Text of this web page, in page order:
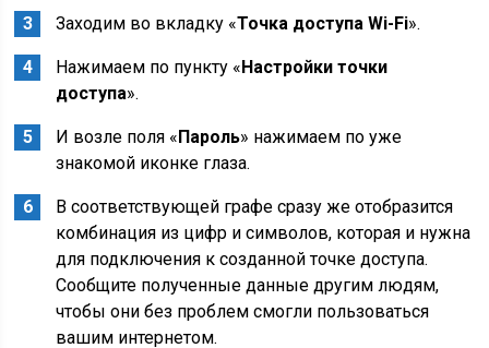
Заходим во вкладку «Точка доступа Wi-Fi».
Нажимаем по пункту « Настройки точки
доступа».
И возле поля « Пароль» нажимаем по уже
знакомой иконке глаза.
В соответствующей графе сразу же отобразится
комбинация из цифр и символов, которая и нужна
для подключения к созданной точке доступа.
Сообщите полученные данные другим людям,
чтобы они без проблем смогли пользоваться
вашим интернетом.